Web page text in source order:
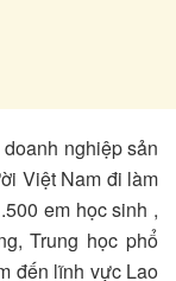
nghiệp sản
Việt Nam đi làm
em học sinh ,
Trung học phổ
đến lĩnh vực Lao